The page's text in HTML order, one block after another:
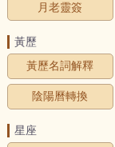
月老靈簽
黃歷
黃歷名詞解釋
陰陽曆轉換
星座